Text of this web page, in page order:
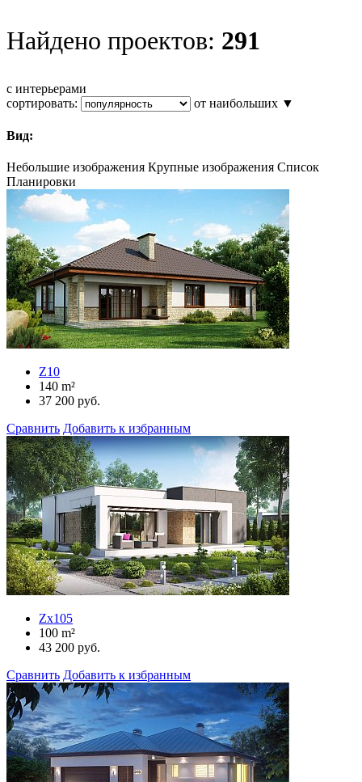
Найдено проектов: 291
с интерьерами
сортировать:
от наибольших ▼
Вид:
Небольшие изображения Крупные изображения Список
Планировки
Z10
140 m²
37 200 руб.
Сравнить Добавить к избранным
Zx105
100 m²
43 200 руб.
Сравнить Добавить к избранным